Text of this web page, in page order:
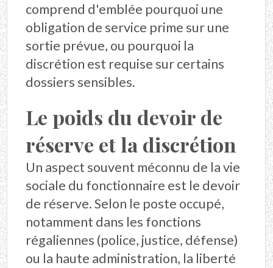
comprend d'emblée pourquoi une
obligation de service prime sur une
sortie prévue, ou pourquoi la
discrétion est requise sur certains
dossiers sensibles.
Le poids du devoir de
réserve et la discrétion
Un aspect souvent méconnu de la vie
sociale du fonctionnaire est le devoir
de réserve. Selon le poste occupé,
notamment dans les fonctions
régaliennes (police, justice, défense)
ou la haute administration, la liberté